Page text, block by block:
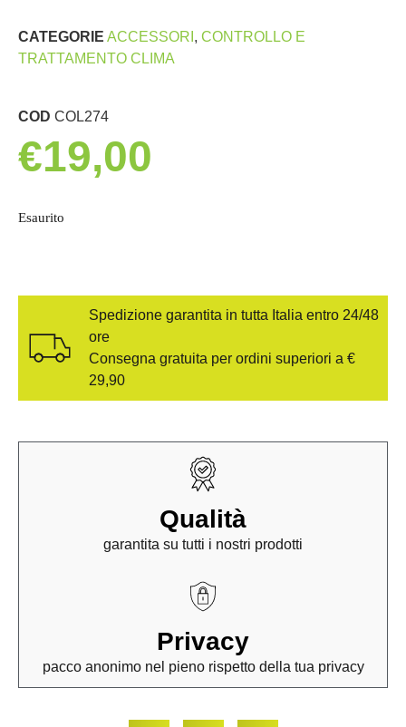
CATEGORIE ACCESSORI , CONTROLLO E
TRATTAMENTO CLIMA
COD COL274
€19,00
Esaurito
Spedizione garantita in tutta Italia entro 24/48
ore
Consegna gratuita per ordini superiori a €
29,90
Qualità
garantita su tutti i nostri prodotti
Privacy
pacco anonimo nel pieno rispetto della tua privacy